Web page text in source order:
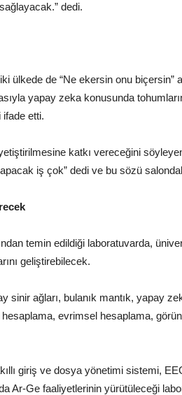
sağlayacak.” dedi.
ülkede de “Ne ekersin onu biçersin”
yapay zeka konusunda
ifade etti.
katkı vereceğini
iş çok” dedi ve bu sözü
temin edildiği laboratuvarda,
geliştirebilecek.
sinir ağları, bulanık mantık, yapay
evrimsel hesaplama,
giriş ve dosya yönetimi sistemi,
Ar-Ge faaliyetlerinin yürütüleceği